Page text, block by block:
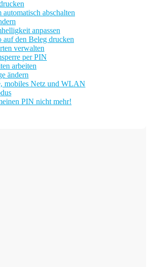
abschalten
anpassen
den Beleg drucken
verwalten
per PIN
arbeiten
ändern
mobiles Netz und WLAN
PIN nicht mehr!